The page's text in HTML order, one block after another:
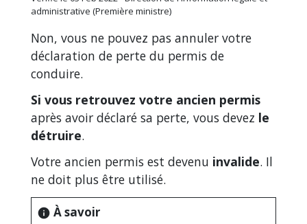
administrative (Première ministre)
Non, vous ne pouvez pas annuler votre
déclaration de perte du permis de
conduire.
Si vous retrouvez votre ancien permis
après avoir déclaré sa perte, vous devez le
détruire.
Votre ancien permis est devenu invalide. Il
ne doit plus être utilisé.
info À savoir